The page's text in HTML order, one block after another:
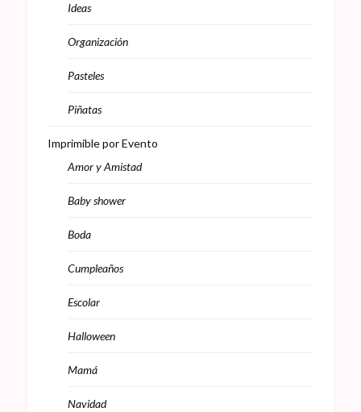
Ideas
Organización
Pasteles
Piñatas
Imprimible por Evento
Amor y Amistad
Baby shower
Boda
Cumpleaños
Escolar
Halloween
Mamá
Navidad